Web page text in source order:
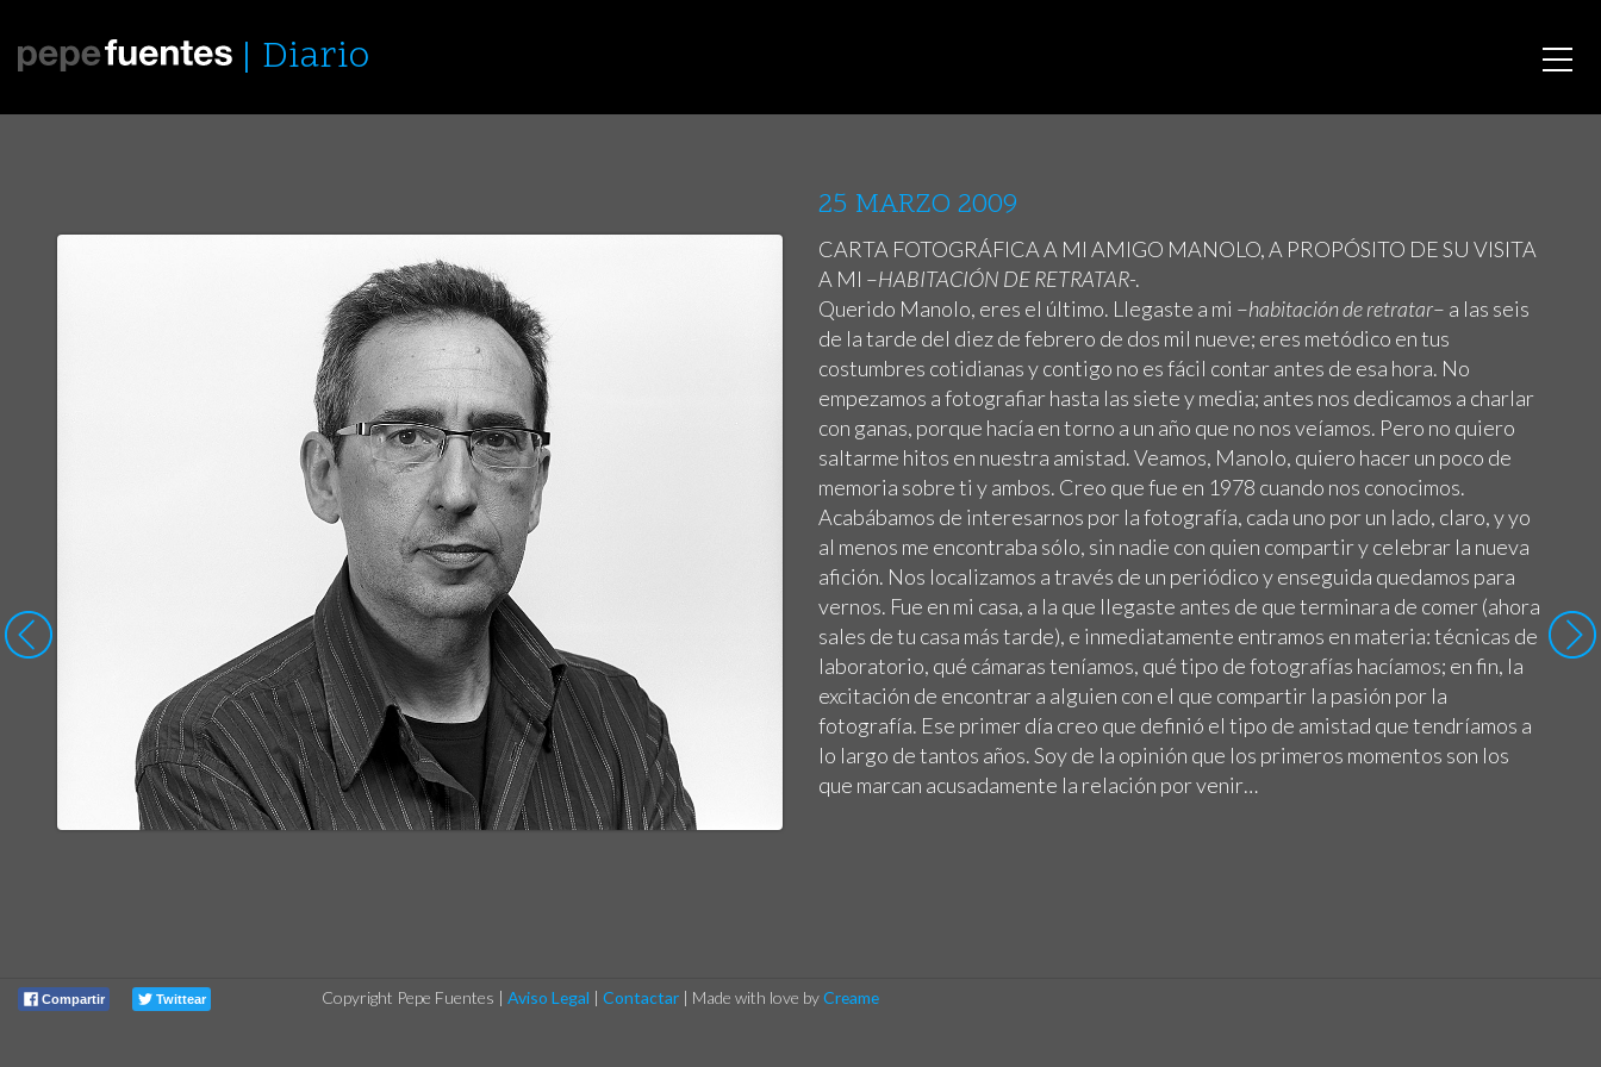
Diario
25 MARZO 2009
CARTA FOTOGRÁFICA A MI AMIGO MANOLO, A PROPÓSITO DE SU VISITA
A MI –HABITACIÓN DE RETRATAR-.
Querido Manolo, eres el último. Llegaste a mi –habitación de retratar– a las seis
de la tarde del diez de febrero de dos mil nueve; eres metódico en tus
costumbres cotidianas y contigo no es fácil contar antes de esa hora. No
empezamos a fotografiar hasta las siete y media; antes nos dedicamos a charlar
con ganas, porque hacía en torno a un año que no nos veíamos. Pero no quiero
saltarme hitos en nuestra amistad. Veamos, Manolo, quiero hacer un poco de
memoria sobre ti y ambos. Creo que fue en 1978 cuando nos conocimos.
Acabábamos de interesarnos por la fotografía, cada uno por un lado, claro, y yo
al menos me encontraba sólo, sin nadie con quien compartir y celebrar la nueva
afición. Nos localizamos a través de un periódico y enseguida quedamos para
vernos. Fue en mi casa, a la que llegaste antes de que terminara de comer (ahora
sales de tu casa más tarde), e inmediatamente entramos en materia: técnicas de
laboratorio, qué cámaras teníamos, qué tipo de fotografías hacíamos; en fin, la
excitación de encontrar a alguien con el que compartir la pasión por la
fotografía. Ese primer día creo que definió el tipo de amistad que tendríamos a
lo largo de tantos años. Soy de la opinión que los primeros momentos son los
que marcan acusadamente la relación por venir…
Compartir Twittear Copyright Pepe Fuentes | Aviso Legal | Contactar | Made with love byCreame